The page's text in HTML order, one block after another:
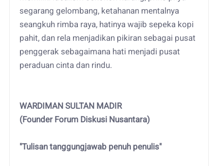
segarang gelombang, ketahanan mentalnya
seangkuh rimba raya, hatinya wajib sepeka kopi
pahit, dan rela menjadikan pikiran sebagai pusat
penggerak sebagaimana hati menjadi pusat
peraduan cinta dan rindu.
WARDIMAN SULTAN MADIR
(Founder Forum Diskusi Nusantara)
"Tulisan tanggungjawab penuh penulis"